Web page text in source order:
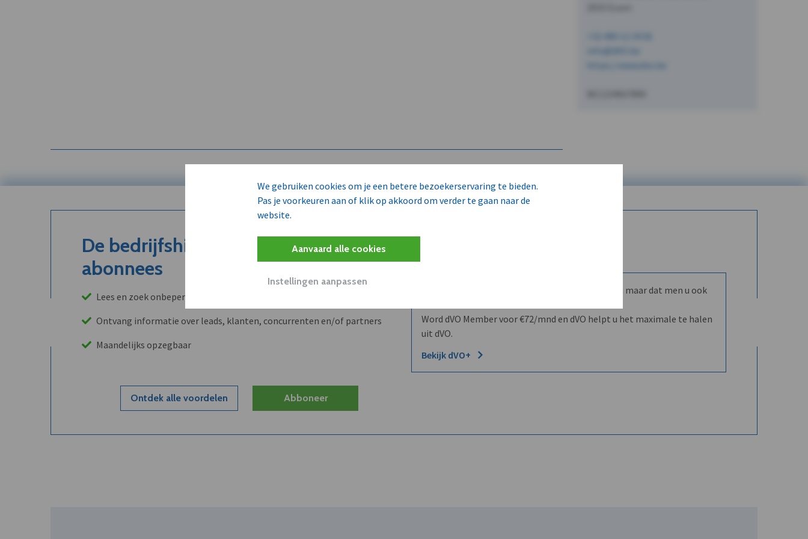
We gebruiken cookies om je een betere bezoekerservaring te bieden.
Pas je voorkeuren aan of klik op akkoord om verder te gaan naar de
website.
Aanvaard alle cookies
Instellingen aanpassen
De bedrijfshistoriek is enkel voor
abonnees
Lees en zoek onbeperkt in onze archieven
Ontvang informatie over leads, klanten, concurrenten en/of partners
Maandelijks opzegbaar
Ontdek alle voordelen Abboneer
Wilt u niet enkel de dVO community leren kennen maar dat men u ook
Word dVO Member voor €72/mnd en dVO helpt u het maximale te halen
uit dVO.
Bekijk dVO+